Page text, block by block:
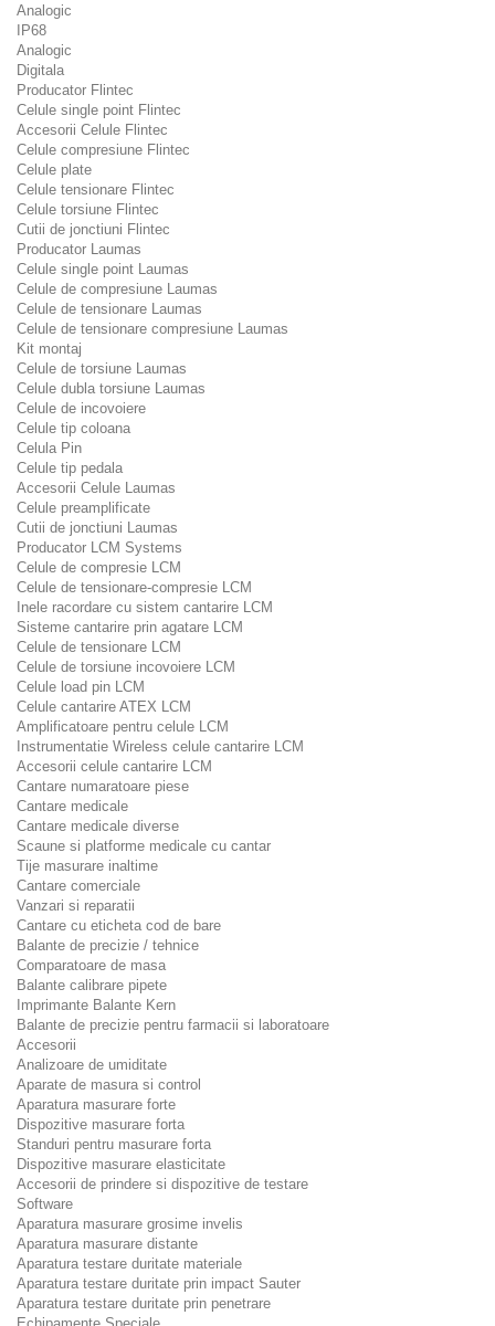
Analogic
IP68
Analogic
Digitala
Producator Flintec
Celule single point Flintec
Accesorii Celule Flintec
Celule compresiune Flintec
Celule plate
Celule tensionare Flintec
Celule torsiune Flintec
Cutii de jonctiuni Flintec
Producator Laumas
Celule single point Laumas
Celule de compresiune Laumas
Celule de tensionare Laumas
Celule de tensionare compresiune Laumas
Kit montaj
Celule de torsiune Laumas
Celule dubla torsiune Laumas
Celule de incovoiere
Celule tip coloana
Celula Pin
Celule tip pedala
Accesorii Celule Laumas
Celule preamplificate
Cutii de jonctiuni Laumas
Producator LCM Systems
Celule de compresie LCM
Celule de tensionare-compresie LCM
Inele racordare cu sistem cantarire LCM
Sisteme cantarire prin agatare LCM
Celule de tensionare LCM
Celule de torsiune incovoiere LCM
Celule load pin LCM
Celule cantarire ATEX LCM
Amplificatoare pentru celule LCM
Instrumentatie Wireless celule cantarire LCM
Accesorii celule cantarire LCM
Cantare numaratoare piese
Cantare medicale
Cantare medicale diverse
Scaune si platforme medicale cu cantar
Tije masurare inaltime
Cantare comerciale
Vanzari si reparatii
Cantare cu eticheta cod de bare
Balante de precizie / tehnice
Comparatoare de masa
Balante calibrare pipete
Imprimante Balante Kern
Balante de precizie pentru farmacii si laboratoare
Accesorii
Analizoare de umiditate
Aparate de masura si control
Aparatura masurare forte
Dispozitive masurare forta
Standuri pentru masurare forta
Dispozitive masurare elasticitate
Accesorii de prindere si dispozitive de testare
Software
Aparatura masurare grosime invelis
Aparatura masurare distante
Aparatura testare duritate materiale
Aparatura testare duritate prin impact Sauter
Aparatura testare duritate prin penetrare